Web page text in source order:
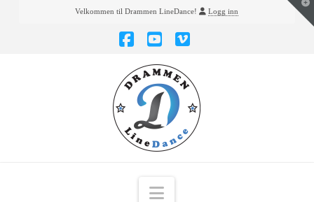
Velkommen til Drammen LineDance! Logg inn
Navigation